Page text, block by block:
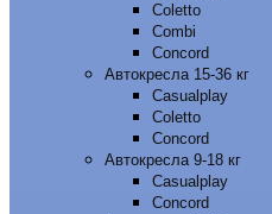
Coletto
Combi
Concord
Автокресла 15-36 кг
Casualplay
Coletto
Concord
Автокресла 9-18 кг
Casualplay
Concord